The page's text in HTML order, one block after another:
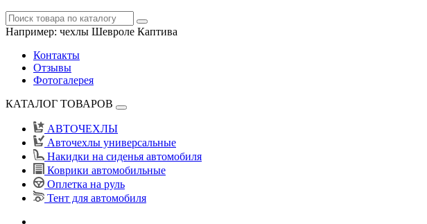
Например: чехлы Шевроле Каптива
Контакты
Отзывы
Фотогалерея
КАТАЛОГ ТОВАРОВ
АВТОЧЕХЛЫ
Авточехлы универсальные
Накидки на сиденья автомобиля
Коврики автомобильные
Оплетка на руль
Тент для автомобиля